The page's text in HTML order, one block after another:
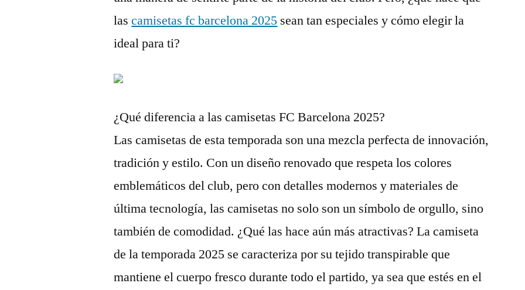
lascamisetas fc barcelona 2025 sean tan especiales y cómo elegir la
ideal para ti?
¿Qué diferencia a las camisetas FC Barcelona 2025?
Las camisetas de esta temporada son una mezcla perfecta de innovación,
tradición y estilo. Con un diseño renovado que respeta los colores
emblemáticos del club, pero con detalles modernos y materiales de
última tecnología, las camisetas no solo son un símbolo de orgullo, sino
también de comodidad. ¿Qué las hace aún más atractivas? La camiseta
de la temporada 2025 se caracteriza por su tejido transpirable que
mantiene el cuerpo fresco durante todo el partido, ya sea que estés en el